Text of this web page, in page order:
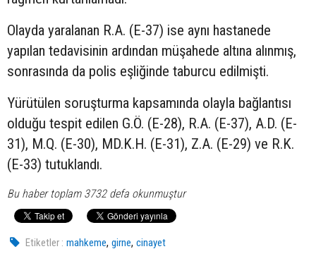
Olayda yaralanan R.A. (E-37) ise aynı hastanede
yapılan tedavisinin ardından müşahede altına alınmış,
sonrasında da polis eşliğinde taburcu edilmişti.
Yürütülen soruşturma kapsamında olayla bağlantısı
olduğu tespit edilen G.Ö. (E-28), R.A. (E-37), A.D. (E-
31), M.Q. (E-30), MD.K.H. (E-31), Z.A. (E-29) ve R.K.
(E-33) tutuklandı.
Bu haber toplam 3732 defa okunmuştur
Etiketler : mahkeme,girne,cinayet